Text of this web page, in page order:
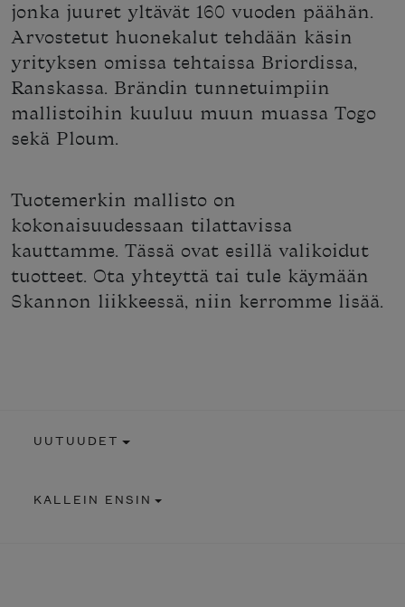
jonka juuret yltävät 160 vuoden päähän.
Arvostetut huonekalut tehdään käsin
yrityksen omissa tehtaissa Briordissa,
Ranskassa. Brändin tunnetuimpiin
mallistoihin kuuluu muun muassa Togo
sekä Ploum.
Tuotemerkin mallisto on
kokonaisuudessaan tilattavissa
kauttamme. Tässä ovat esillä valikoidut
tuotteet. Ota yhteyttä tai tule käymään
Skannon liikkeessä, niin kerromme lisää.
UUTUUDET
KALLEIN ENSIN